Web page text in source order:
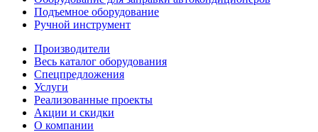
Подъемное оборудование
Ручной инструмент
Производители
Весь каталог оборудования
Спецпредложения
Услуги
Реализованные проекты
Акции и скидки
О компании